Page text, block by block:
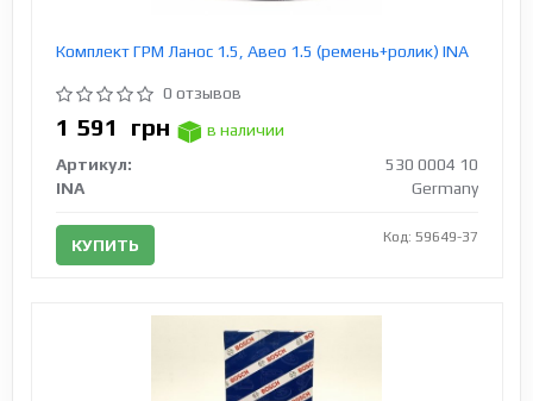
Комплект ГРМ Ланос 1.5, Авео 1.5 (ремень+ролик) INA
0 отзывов
1 591 грн
в наличии
Артикул:
530 0004 10
INA
Germany
КУПИТЬ Код: 59649-37